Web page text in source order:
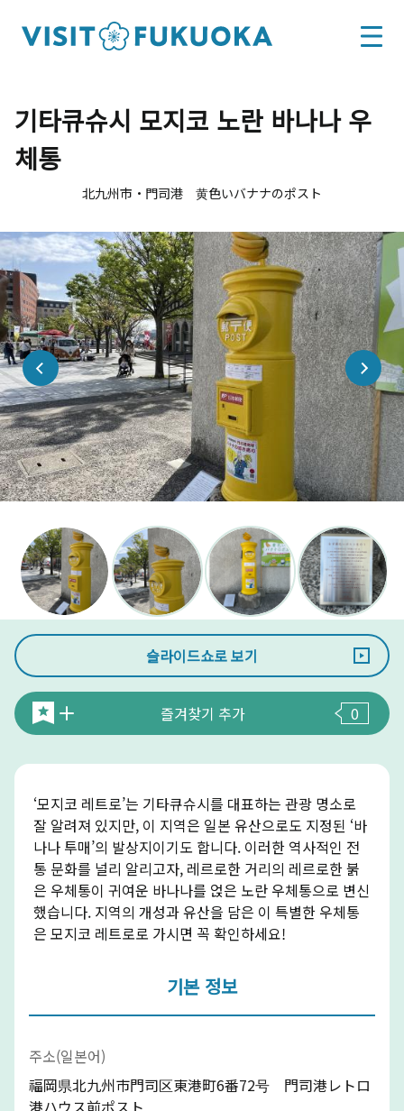
기타큐슈시 모지코 노란 바나나 우
체통
北九州市・門司港 黄色いバナナのポスト
슬라이드쇼로 보기
즐겨찾기 추가 0
‘모지코 레트로’는 기타큐슈시를 대표하는 관광 명소로
잘 알려져 있지만, 이 지역은 일본 유산으로도 지정된 ‘바
나나 투매’의 발상지이기도 합니다. 이러한 역사적인 전
통 문화를 널리 알리고자, 레르로한 거리의 레르로한 붉
은 우체통이 귀여운 바나나를 얹은 노란 우체통으로 변신
했습니다. 지역의 개성과 유산을 담은 이 특별한 우체통
은 모지코 레트로로 가시면 꼭 확인하세요!
기본 정보
주소(일본어)
福岡県北九州市門司区東港町6番72号 門司港レトロ
港ハウス前ポスト